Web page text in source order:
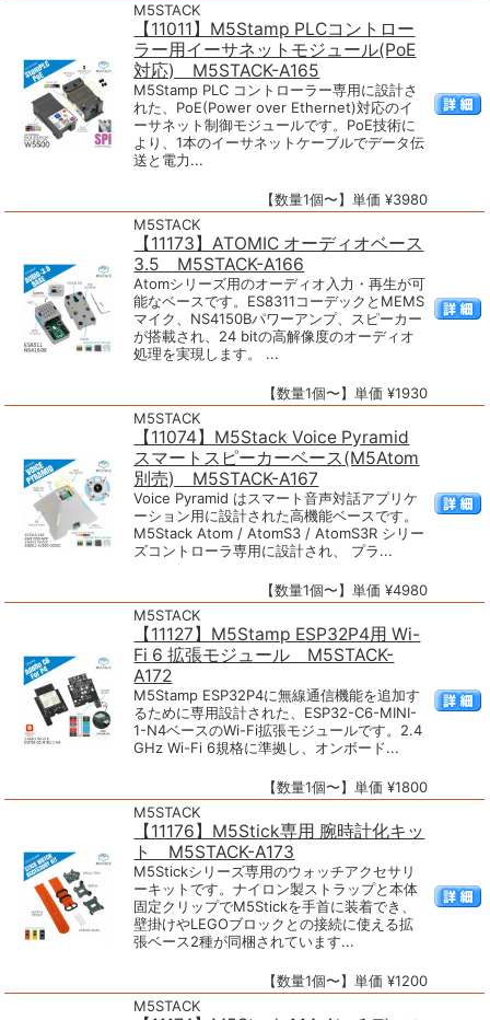
M5STACK
【11011】M5Stamp PLCコントロー
ラー用イーサネットモジュール(PoE
対応) M5STACK-A165
M5Stamp PLC コントローラー専用に設計さ
れた、PoE(Power over Ethernet)対応のイ
ーサネット制御モジュールです。PoE技術に
より、1本のイーサネットケーブルでデータ伝
送と電力...
【数量1個〜】単価 ¥3980
M5STACK
【11173】ATOMIC オーディオベース
3.5 M5STACK-A166
Atomシリーズ用のオーディオ入力・再生が可
能なベースです。ES8311コーデックとMEMS
マイク、NS4150Bパワーアンプ、スピーカー
が搭載され、24 bitの高解像度のオーディオ
処理を実現します。 ...
【数量1個〜】単価 ¥1930
M5STACK
【11074】M5Stack Voice Pyramid
スマートスピーカーベース(M5Atom
別売) M5STACK-A167
Voice Pyramid はスマート音声対話アプリケ
ーション用に設計された高機能ベースです。
M5Stack Atom / AtomS3 / AtomS3R シリー
ズコントローラ専用に設計され、 プラ...
【数量1個〜】単価 ¥4980
M5STACK
【11127】M5Stamp ESP32P4用 Wi-
Fi 6 拡張モジュール M5STACK-
A172
M5Stamp ESP32P4に無線通信機能を追加す
るために専用設計された、ESP32-C6-MINI-
1-N4ベースのWi-Fi拡張モジュールです。2.4
GHz Wi-Fi 6規格に準拠し、オンボード...
【数量1個〜】単価 ¥1800
M5STACK
【11176】M5Stick専用 腕時計化キッ
ト M5STACK-A173
M5Stickシリーズ専用のウォッチアクセサリ
ーキットです。ナイロン製ストラップと本体
固定クリップでM5Stickを手首に装着でき、
壁掛けやLEGOブロックとの接続に使える拡
張ベース2種が同梱されています...
【数量1個〜】単価 ¥1200
M5STACK